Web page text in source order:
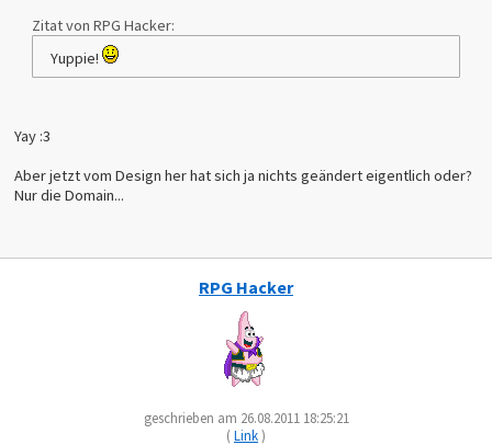
Zitat von RPG Hacker:
Yuppie!
Yay :3
Aber jetzt vom Design her hat sich ja nichts geändert eigentlich oder?
Nur die Domain...
RPG Hacker
geschrieben am 26.08.2011 18:25:21
(Link)